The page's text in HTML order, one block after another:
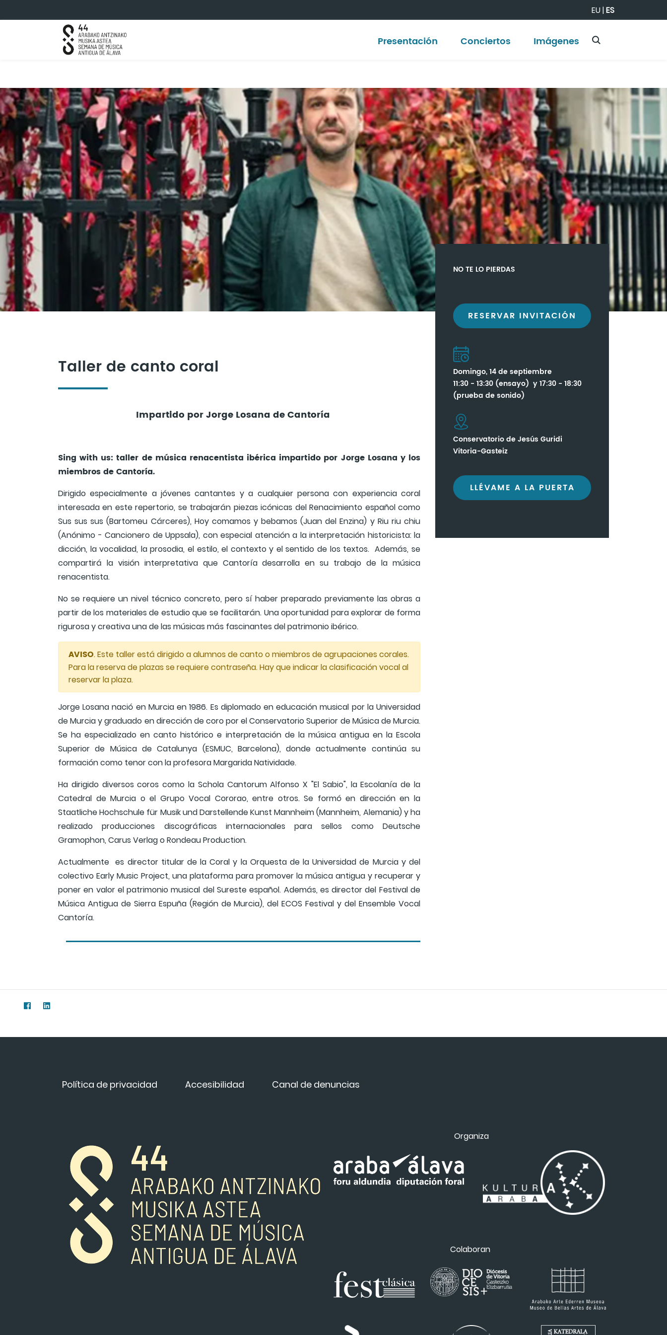
EU|ES
Presentación Conciertos Imágenes
Taller de canto coral
Impartido por Jorge Losana de Cantoría
Sing with us: taller de música renacentista ibérica impartido por Jorge Losana y los
miembros de Cantoría.
Dirigido especialmente a jóvenes cantantes y a cualquier persona con experiencia coral
interesada en este repertorio, se trabajarán piezas icónicas del Renacimiento español como
Sus sus sus (Bartomeu Cárceres), Hoy comamos y bebamos (Juan del Enzina) y Riu riu chiu
(Anónimo - Cancionero de Uppsala), con especial atención a la interpretación historicista: la
dicción, la vocalidad, la prosodia, el estilo, el contexto y el sentido de los textos. Además, se
compartirá la visión interpretativa que Cantoría desarrolla en su trabajo de la música
renacentista.
No se requiere un nivel técnico concreto, pero sí haber preparado previamente las obras a
partir de los materiales de estudio que se facilitarán. Una oportunidad para explorar de forma
rigurosa y creativa una de las músicas más fascinantes del patrimonio ibérico.
AVISO. Este taller está dirigido a alumnos de canto o miembros de agrupaciones corales.
Para la reserva de plazas se requiere contraseña. Hay que indicar la clasificación vocal al
reservar la plaza.
Jorge Losana nació en Murcia en 1986. Es diplomado en educación musical por la Universidad
de Murcia y graduado en dirección de coro por el Conservatorio Superior de Música de Murcia.
Se ha especializado en canto histórico e interpretación de la música antigua en la Escola
Superior de Música de Catalunya (ESMUC, Barcelona), donde actualmente continúa su
formación como tenor con la profesora Margarida Natividade.
Ha dirigido diversos coros como la Schola Cantorum Alfonso X "El Sabio", la Escolanía de la
Catedral de Murcia o el Grupo Vocal Cororao, entre otros. Se formó en dirección en la
Staatliche Hochschule für Musik und Darstellende Kunst Mannheim (Mannheim, Alemania) y ha
realizado producciones discográficas internacionales para sellos como Deutsche
Gramophon, Carus Verlag o Rondeau Production.
Actualmente es director titular de la Coral y la Orquesta de la Universidad de Murcia y del
colectivo Early Music Project, una plataforma para promover la música antigua y recuperar y
poner en valor el patrimonio musical del Sureste español. Además, es director del Festival de
Música Antigua de Sierra Espuña (Región de Murcia), del ECOS Festival y del Ensemble Vocal
Cantoría.
NO TE LO PIERDAS
RESERVAR INVITACIÓN
Domingo, 14 de septiembre
11:30 - 13:30 (ensayo) y 17:30 - 18:30
(prueba de sonido)
Conservatorio de Jesús Guridi
Vitoria-Gasteiz
LLÉVAME A LA PUERTA
Política de privacidad Accesibilidad Canal de denuncias
Organiza
Colaboran